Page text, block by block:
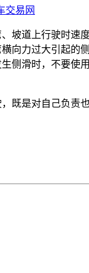
坡道上行驶时速
向力过大引起的
侧滑时，不要使
既是对自己负责也